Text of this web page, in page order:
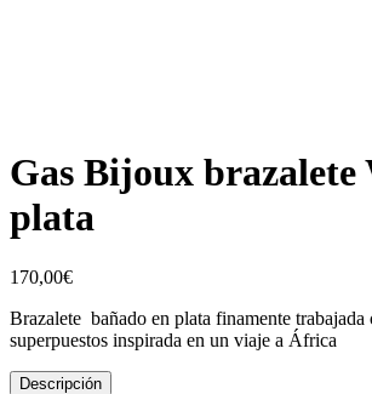
Gas Bijoux brazalete
plata
170,00€
Brazalete bañado en plata finamente
superpuestos inspirada en un viaje a África
Descripción